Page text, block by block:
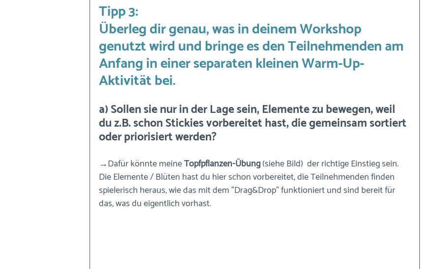
Tipp 3:
Überleg dir genau, was in deinem Workshop
genutzt wird und bringe es den Teilnehmenden am
Anfang in einer separaten kleinen Warm-Up-
Aktivität bei.
a) Sollen sie nur in der Lage sein, Elemente zu bewegen, weil
du z.B. schon Stickies vorbereitet hast, die gemeinsam sortiert
oder priorisiert werden?
→Dafür könnte meine Topfpflanzen-Übung (siehe Bild)  der richtige Einstieg sein.
Die Elemente / Blüten hast du hier schon vorbereitet, die Teilnehmenden finden
spielerisch heraus, wie das mit dem "Drag&Drop" funktioniert und sind bereit für
das, was du eigentlich vorhast.